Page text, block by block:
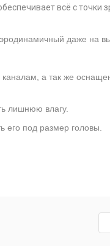
всё с точки
даже на
а так же
лишнюю влагу.
его под размер головы.